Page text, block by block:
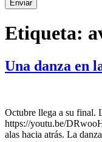
Enviar
Etiqueta:
Una danza en
Octubre llega a su final.
https://youtu.be/
alas hacia atrás. La